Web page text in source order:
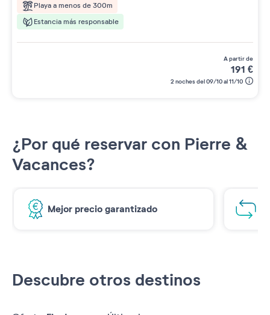
Playa a menos de 300m
Estancia más responsable
a partir de
191 €
2 noches del 09/10 al 11/10
¿Por qué reservar con Pierre &
Vacances?
Mejor precio garantizado
Descubre otros destinos